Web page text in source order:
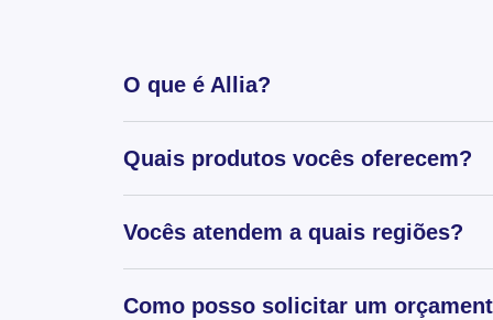
O que é Allia?
Quais produtos vocês oferecem?
Vocês atendem a quais regiões?
Como posso solicitar um